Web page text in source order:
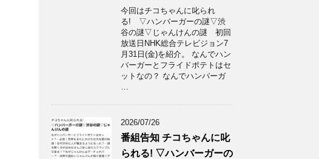
今回はチコちゃんに叱られ
る! ▽ハンバーガーの謎▽渋
谷の謎▽じゃんけんの謎 初回
放送日NHK総合テレビジョン7
月31日(金)を紹介。 なんでハン
バーガーとフライドポテトはセ
ットなの？ なんでハンバーガ
…
2026/07/26
番組告知 チコちゃんに叱
られる! ▽ハンバーガーの